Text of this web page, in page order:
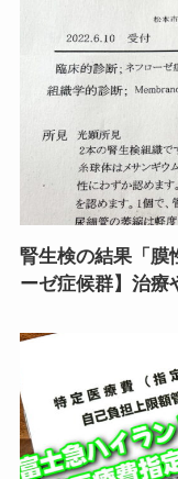
腎生検の結果「膜
ーゼ症候群】治療